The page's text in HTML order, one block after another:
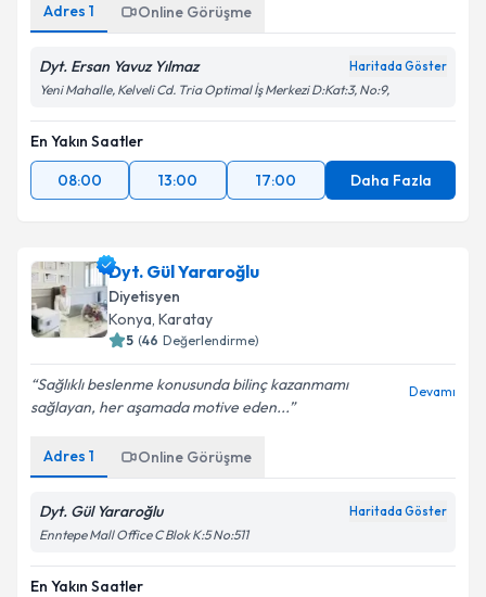
Adres 1 Online Görüşme
Dyt. Ersan Yavuz Yılmaz Haritada Göster
Yeni Mahalle, Kelveli Cd. Tria Optimal İş Merkezi D:Kat:3, No:9,
En Yakın Saatler
08:00
13:00 17:00 Daha Fazla
Dyt. Gül Yararoğlu
Diyetisyen
Konya, Karatay
5 (46 Değerlendirme)
Sağlıklı beslenme konusunda bilinç kazanmamı
sağlayan, her aşamada motive eden...
Devamı
Adres 1 Online Görüşme
Dyt. Gül Yararoğlu Haritada Göster
Enntepe Mall Office C Blok K:5 No:511
En Yakın Saatler